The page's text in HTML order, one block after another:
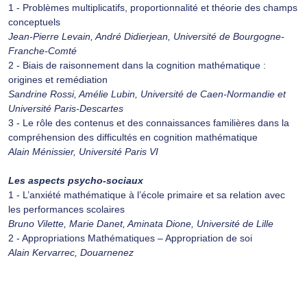
1 - Problèmes multiplicatifs, proportionnalité et théorie des champs
conceptuels
Jean-Pierre Levain, André Didierjean, Université de Bourgogne-
Franche-Comté
2 - Biais de raisonnement dans la cognition mathématique :
origines et remédiation
Sandrine Rossi, Amélie Lubin, Université de Caen-Normandie et
Université Paris-Descartes
3 - Le rôle des contenus et des connaissances familières dans la
compréhension des difficultés en cognition mathématique
Alain Ménissier, Université Paris VI
Les aspects psycho-sociaux
1 - L’anxiété mathématique à l’école primaire et sa relation avec
les performances scolaires
Bruno Vilette, Marie Danet, Aminata Dione, Université de Lille
2 - Appropriations Mathématiques – Appropriation de soi
Alain Kervarrec, Douarnenez